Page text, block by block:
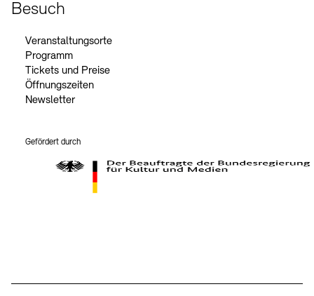
Besuch
Veranstaltungsorte
Programm
Tickets und Preise
Öffnungszeiten
Newsletter
Gefördert durch